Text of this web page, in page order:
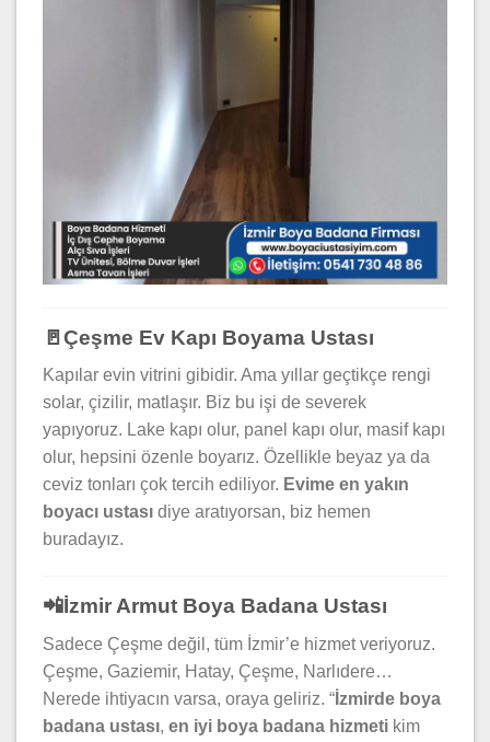
🚪Çeşme Ev Kapı Boyama Ustası
Kapılar evin vitrini gibidir. Ama yıllar geçtikçe rengi
solar, çizilir, matlaşır. Biz bu işi de severek
yapıyoruz. Lake kapı olur, panel kapı olur, masif kapı
olur, hepsini özenle boyarız. Özellikle beyaz ya da
ceviz tonları çok tercih ediliyor. Evime en yakın
boyacı ustası diye aratıyorsan, biz hemen
buradayız.
📲İzmir Armut Boya Badana Ustası
Sadece Çeşme değil, tüm İzmir’e hizmet veriyoruz.
Çeşme, Gaziemir, Hatay, Çeşme, Narlıdere…
Nerede ihtiyacın varsa, oraya geliriz. “ İzmirde boya
badana ustası, en iyi boya badana hizmeti kim